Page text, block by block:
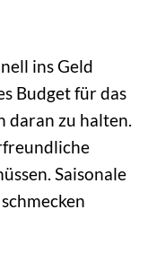
ins Geld
Budget für das
daran zu halten.
Saisonale